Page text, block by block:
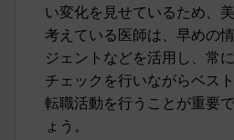
い変化を見せているため、
考えている医師は、早めの
ジェントなどを活用し、常
チェックを行いながらベス
転職活動を行うことが重要
ょう。